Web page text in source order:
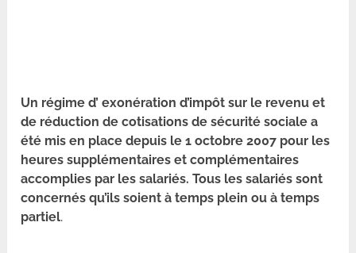
Un régime d’ exonération d’impôt sur le revenu et
de réduction de cotisations de sécurité sociale a
été mis en place depuis le 1 octobre 2007 pour les
heures supplémentaires et complémentaires
accomplies par les salariés. Tous les salariés sont
concernés qu’ils soient à temps plein ou à temps
partiel.